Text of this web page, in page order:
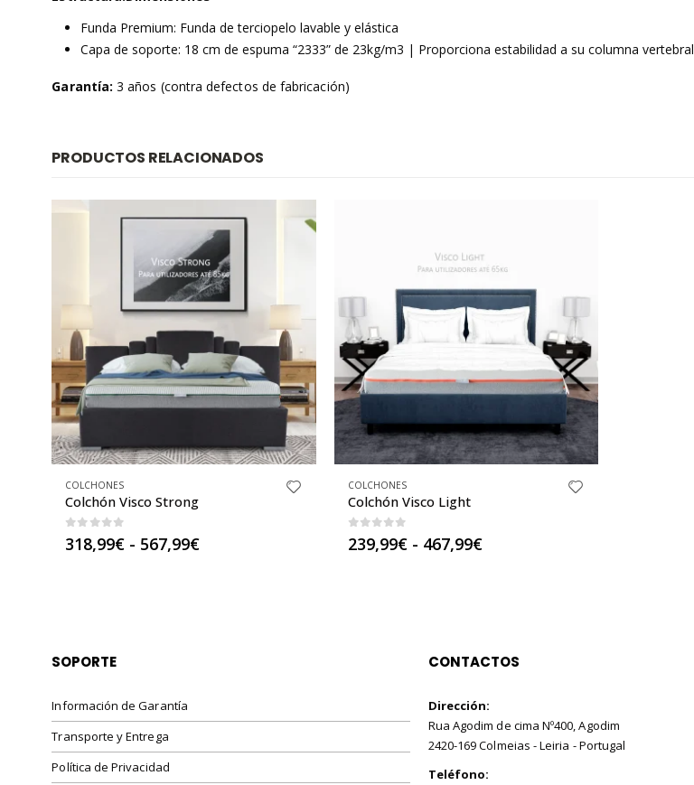
Funda Premium: Funda de terciopelo lavable y elástica
Capa de soporte: 18 cm de espuma “2333” de 23kg/m3 | Proporciona estabilidad a su columna vertebral
Garantía: 3 años (contra defectos de fabricación)
PRODUCTOS RELACIONADOS
COLCHONES
Colchón Visco Strong
0 out of 5
318,99€ - 567,99€Rango
COLCHONES
Colchón Visco Light
0 out of 5
239,99€ - 467,99€Rango
SOPORTE
Información de Garantía
Transporte y Entrega
Política de Privacidad
CONTACTOS
Dirección:
Rua Agodim de cima Nº400, Agodim
2420-169 Colmeias - Leiria - Portugal
Teléfono: